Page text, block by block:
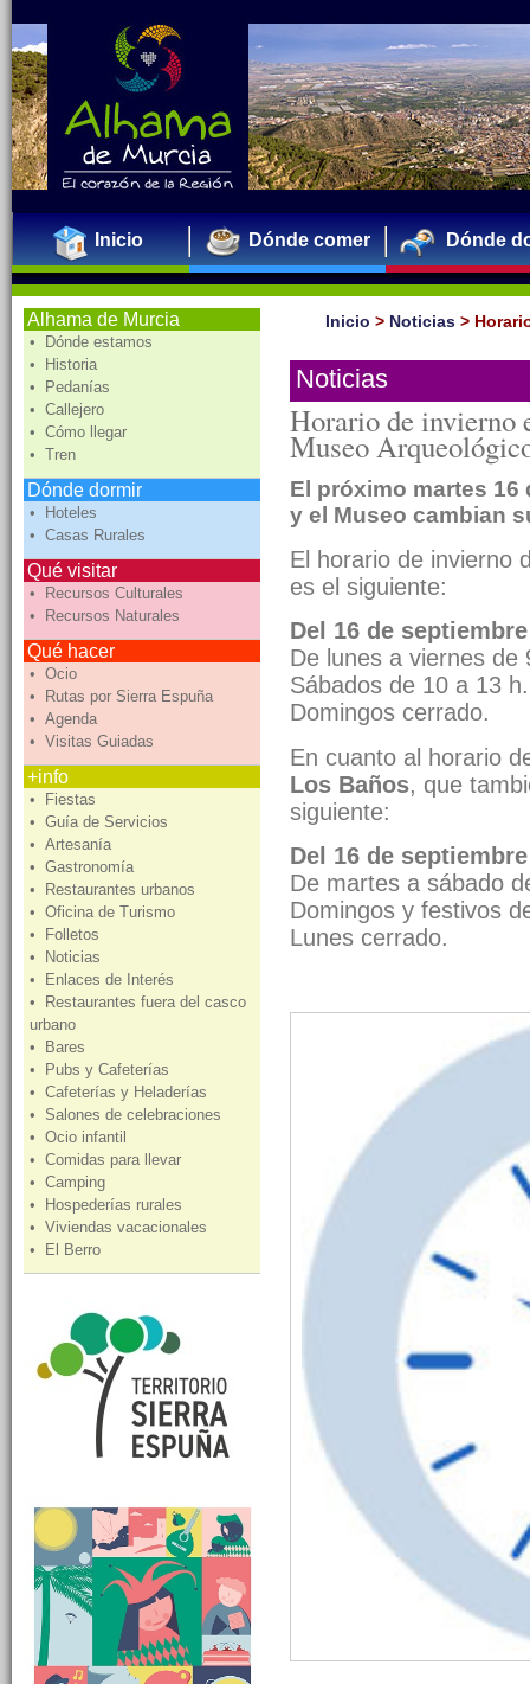
Inicio Dónde comer Dónde
Alhama de Murcia
• Dónde estamos
• Historia
• Pedanías
• Callejero
• Cómo llegar
• Tren
Dónde dormir
• Hoteles
• Casas Rurales
Qué visitar
• Recursos Culturales
• Recursos Naturales
Qué hacer
• Ocio
• Rutas por Sierra Espuña
• Agenda
• Visitas Guiadas
+info
• Fiestas
• Guía de Servicios
• Artesanía
• Gastronomía
• Restaurantes urbanos
• Oficina de Turismo
• Folletos
• Noticias
• Enlaces de Interés
• Restaurantes fuera del casco
urbano
• Bares
• Pubs y Cafeterías
• Cafeterías y Heladerías
• Salones de celebraciones
• Ocio infantil
• Comidas para llevar
• Camping
• Hospederías rurales
• Viviendas vacacionales
• El Berro
Inicio > Noticias >
Noticias
Horario de invierno
Museo
El próximo martes 16
y el Museo cambian
El horario de invierno
es el siguiente:
Del 16 de
De lunes a viernes
Sábados de 10 a 13 h.
Domingos cerrado.
En cuanto al horario
Los Baños, que
siguiente:
Del 16 de
De martes a sábado
Domingos y festivos
Lunes cerrado.